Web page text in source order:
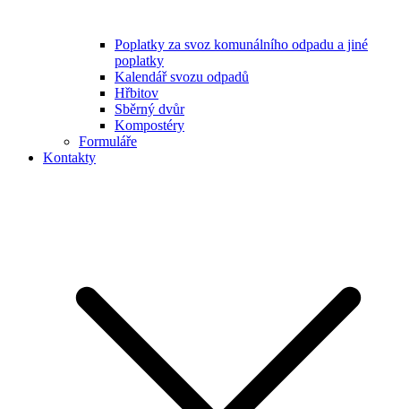
Poplatky za svoz komunálního odpadu a jiné
poplatky
Kalendář svozu odpadů
Hřbitov
Sběrný dvůr
Kompostéry
Formuláře
Kontakty